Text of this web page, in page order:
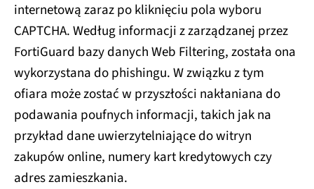
internetową zaraz po kliknięciu pola wyboru
CAPTCHA. Według informacji z zarządzanej przez
FortiGuard bazy danych Web Filtering, została ona
wykorzystana do phishingu. W związku z tym
ofiara może zostać w przyszłości nakłaniana do
podawania poufnych informacji, takich jak na
przykład dane uwierzytelniające do witryn
zakupów online, numery kart kredytowych czy
adres zamieszkania.